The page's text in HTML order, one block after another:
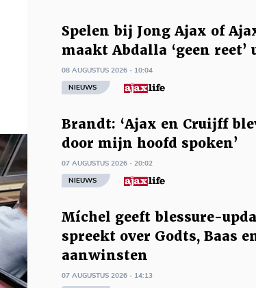
Spelen bij Jong Ajax of
maakt Abdalla ‘geen reet’
08 AUGUSTUS 2026 - 10:04
NIEUWS
Brandt: ‘Ajax en Cruijff
door mijn hoofd spoken’
07 AUGUSTUS 2026 - 20:02
NIEUWS
Míchel geeft blessure-
spreekt over Godts, Baas
aanwinsten
07 AUGUSTUS 2026 - 14:13